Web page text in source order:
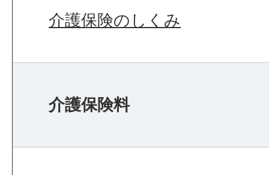
介護保険のしくみ
介護保険料